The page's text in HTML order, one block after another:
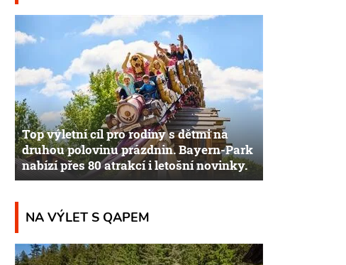
Top výletní cíl pro rodiny s dětmi na
druhou polovinu prázdnin. Bayern-Park
nabízí přes 80 atrakcí i letošní novinky.
NA VÝLET S QAPEM